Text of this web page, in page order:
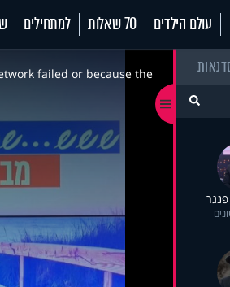
עולם הילדים 70 שאלות למתחילים
failed or because the